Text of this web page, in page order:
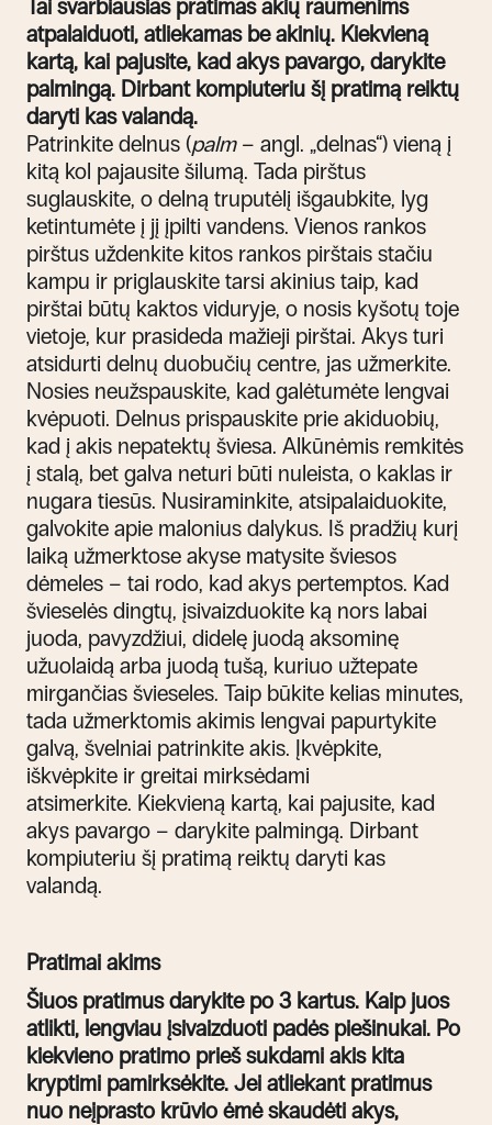
Tai svarbiausias pratimas akių raumenims
atpalaiduoti, atliekamas be akinių. Kiekvieną
kartą, kai pajusite, kad akys pavargo, darykite
palmingą. Dirbant kompiuteriu šį pratimą reiktų
daryti kas valandą.
Patrinkite delnus (palm– angl. „delnas“) vieną į
kitą kol pajausite šilumą. Tada pirštus
suglauskite, o delną truputėlį išgaubkite, lyg
ketintumėte į jį įpilti vandens. Vienos rankos
pirštus uždenkite kitos rankos pirštais stačiu
kampu ir priglauskite tarsi akinius taip, kad
pirštai būtų kaktos viduryje, o nosis kyšotų toje
vietoje, kur prasideda mažieji pirštai. Akys turi
atsidurti delnų duobučių centre, jas užmerkite.
Nosies neužspauskite, kad galėtumėte lengvai
kvėpuoti. Delnus prispauskite prie akiduobių,
kad į akis nepatektų šviesa. Alkūnėmis remkitės
į stalą, bet galva neturi būti nuleista, o kaklas ir
nugara tiesūs. Nusiraminkite, atsipalaiduokite,
galvokite apie malonius dalykus. Iš pradžių kurį
laiką užmerktose akyse matysite šviesos
dėmeles – tai rodo, kad akys pertemptos. Kad
švieselės dingtų, įsivaizduokite ką nors labai
juoda, pavyzdžiui, didelę juodą aksominę
užuolaidą arba juodą tušą, kuriuo užtepate
mirgančias švieseles. Taip būkite kelias minutes,
tada užmerktomis akimis lengvai papurtykite
galvą, švelniai patrinkite akis. Įkvėpkite,
iškvėpkite ir greitai mirksėdami
atsimerkite. Kiekvieną kartą, kai pajusite, kad
akys pavargo – darykite palmingą. Dirbant
kompiuteriu šį pratimą reiktų daryti kas
valandą.
Pratimai akims
Šiuos pratimus darykite po 3 kartus. Kaip juos
atlikti, lengviau įsivaizduoti padės piešinukai. Po
kiekvieno pratimo prieš sukdami akis kita
kryptimi pamirksėkite. Jei atliekant pratimus
nuo neįprasto krūvio ėmė skaudėti akys,